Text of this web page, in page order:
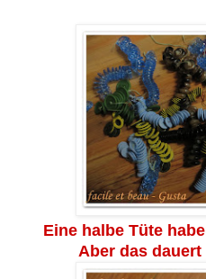
Eine halbe Tüte
Aber das